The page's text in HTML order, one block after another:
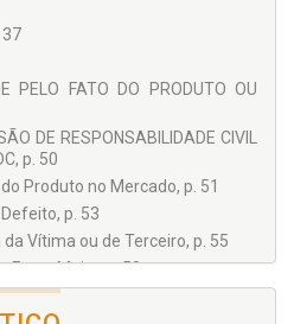
37
PELO FATO DO PRODUTO OU
DE RESPONSABILIDADE CIVIL
p. 50
Produto no Mercado, p. 51
p. 53
da Vítima ou de Terceiro, p. 55
Força Maior, p. 58
p. 61